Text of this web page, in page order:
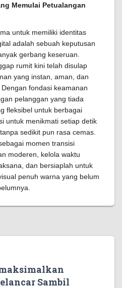
Memulai Petualangan
untuk memiliki identitas
adalah sebuah keputusan
gerbang keseruan.
rumit kini telah disulap
yang instan, aman, dan
fondasi keamanan
pelanggan yang tiada
fleksibel untuk berbagai
untuk menikmati setiap detik
sedikit pun rasa cemas.
momen transisi
moderen, kelola waktu
dan bersiaplah untuk
penuh warna yang belum
Sambil